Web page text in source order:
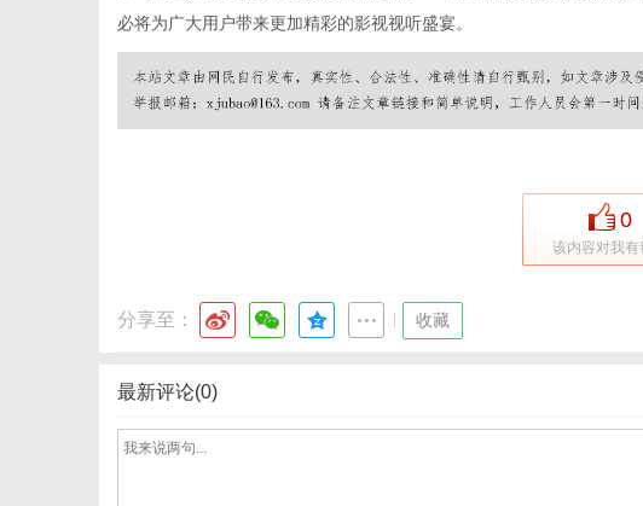
必将为广大用户带来更加精彩的影视视听盛宴。
0
该内容对我有
分享至： 收藏
最新评论(0)